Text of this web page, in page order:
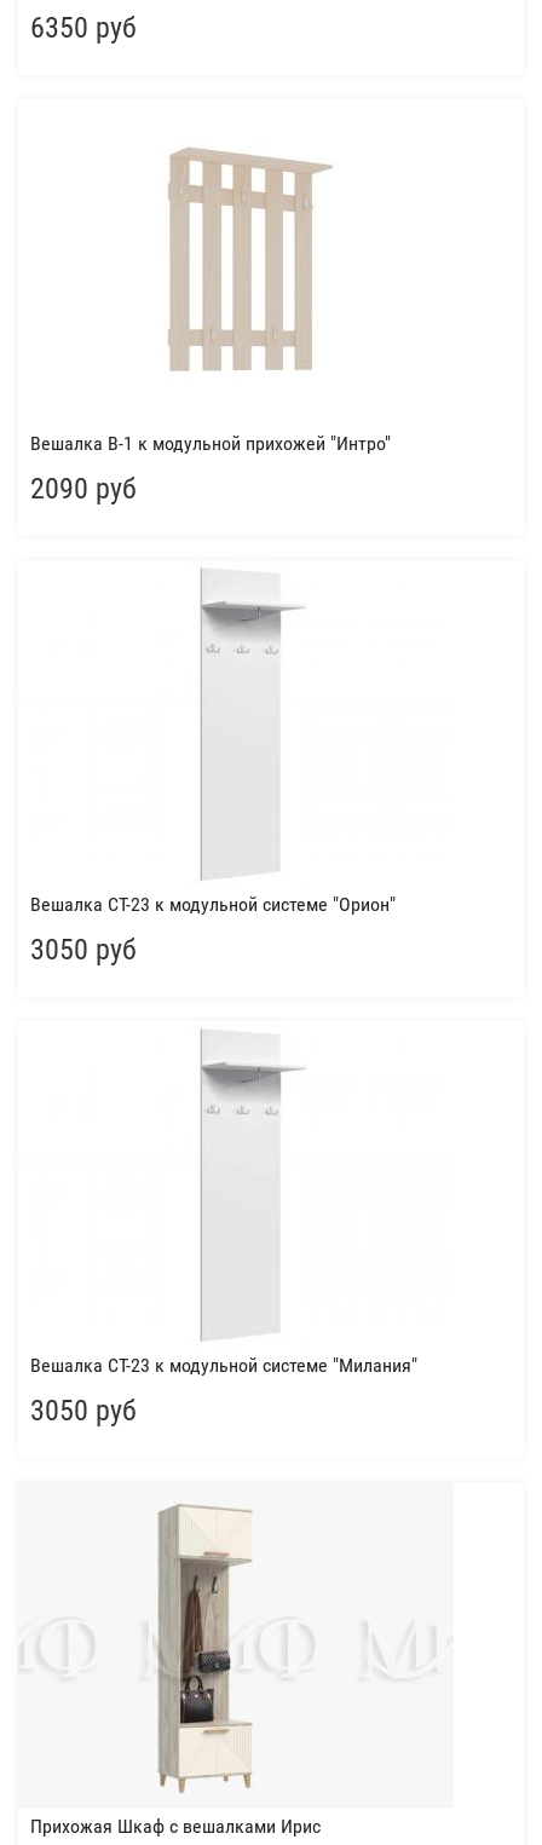
6350 руб
Вешалка В-1 к модульной прихожей "Интро"
2090 руб
Вешалка СТ-23 к модульной системе "Орион"
3050 руб
Вешалка СТ-23 к модульной системе "Милания"
3050 руб
Прихожая Шкаф с вешалками Ирис